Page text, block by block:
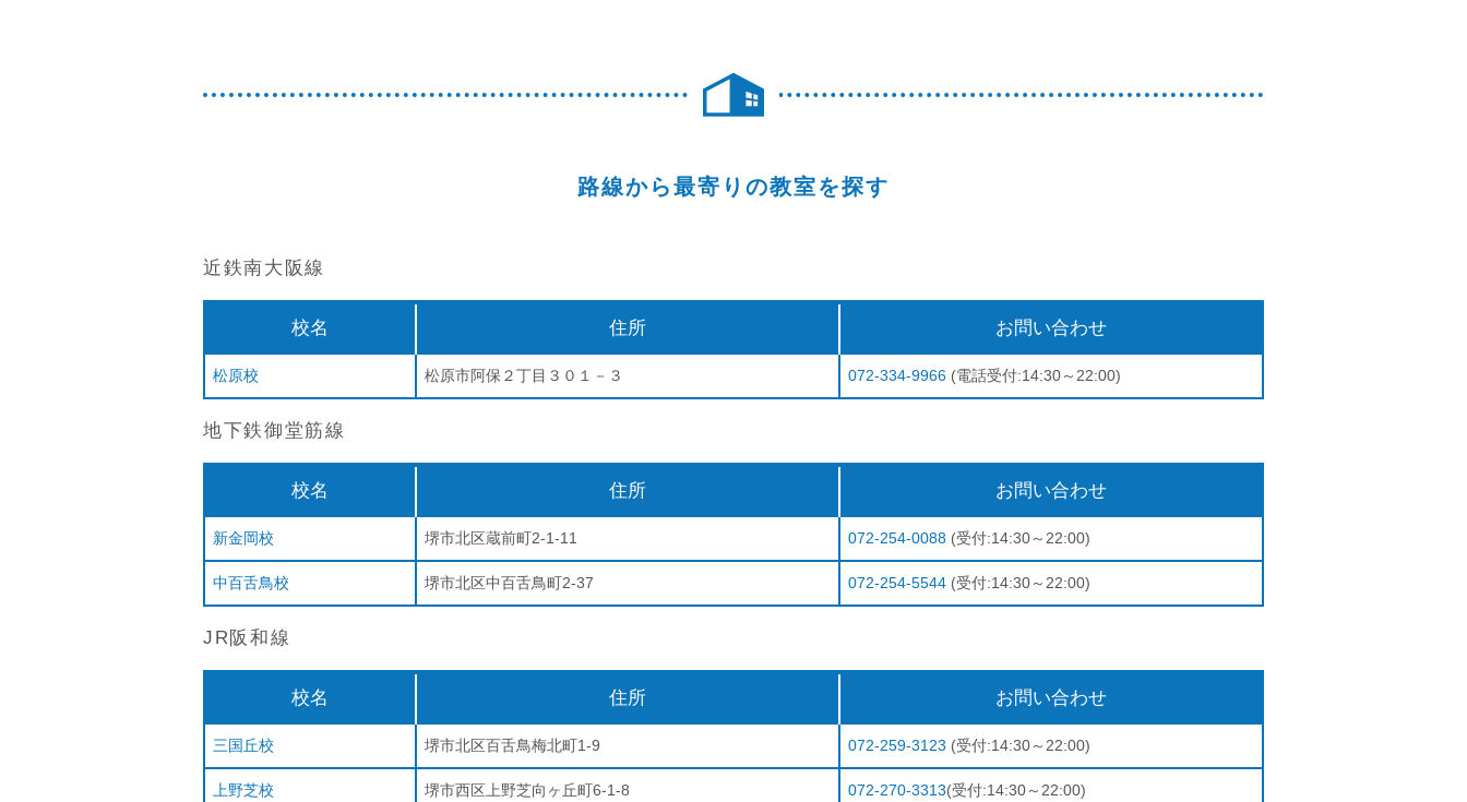
路線から最寄りの教室を探す
近鉄南大阪線
校名 住所 お問い合わせ
松原校 松原市阿保２丁目３０１－３ 072-334-9966 (電話受付:14:30～22:00)
地下鉄御堂筋線
校名 住所 お問い合わせ
新金岡校 堺市北区蔵前町2-1-11 072-254-0088 (受付:14:30～22:00)
中百舌鳥校 堺市北区中百舌鳥町2-37 072-254-5544 (受付:14:30～22:00)
JR阪和線
校名 住所 お問い合わせ
三国丘校 堺市北区百舌鳥梅北町1-9 072-259-3123 (受付:14:30～22:00)
上野芝校 堺市西区上野芝向ヶ丘町6-1-8 072-270-3313(受付:14:30～22:00)